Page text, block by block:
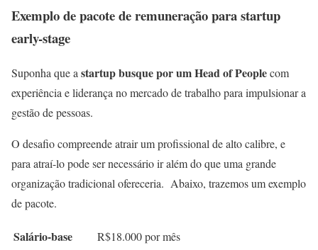
Exemplo de pacote de remuneração para startup
early-stage
Suponha que a startup busque por um Head of Peoplecom
experiência e liderança no mercado de trabalho para impulsionar a
gestão de pessoas.
O desafio compreende atrair um profissional de alto calibre, e
para atraí-lo pode ser necessário ir além do que uma grande
organização tradicional ofereceria. Abaixo, trazemos um exemplo
de pacote.
Salário-base R$18.000 por mês